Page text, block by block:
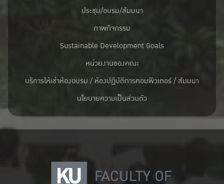
ประชุม/อบรม/สัมมนา
ภาพกิจกรรม
Sustainable Development Goals
หน่วยงานของคณะ
บริการให้เช่าห้องอบรม / ห้องปฏิบัติการคอมพิวเตอร์ / สัมมนา
นโยบายความเป็นส่วนตัว